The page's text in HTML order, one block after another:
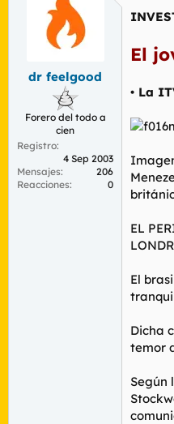
dr feelgood
Forero del todo a
cien
Registro
4 Sep 2003
Mensajes
206
Reacciones
0
El
• La
EL
El
Dicha
temor
Según